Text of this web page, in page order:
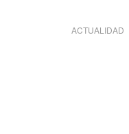
ACTUALIDAD